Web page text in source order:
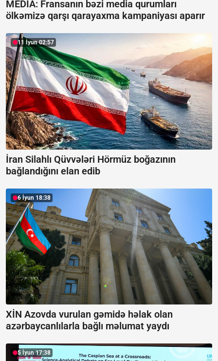
MEDİA: Fransanın bəzi media qurumları
ölkəmizə qarşı qarayaxma kampaniyası aparır
11 İyun 02:57
İran Silahlı Qüvvələri Hörmüz boğazının
bağlandığını elan edib
6 İyun 18:38
XİN Azovda vurulan gəmidə həlak olan
azərbaycanlılarla bağlı məlumat yaydı
5 İyun 17:38